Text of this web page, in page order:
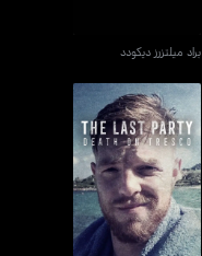
براد ميلتزرز ديكودد
ذا لاست بارتي: ديث أون
تريسكو